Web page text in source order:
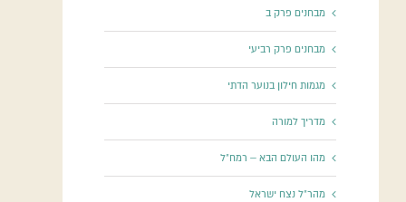
מבחנים פרק ב
מבחנים פרק רביעי
מגמות חילון בנוער הדתי
מדריך למורה
מהו העולם הבא – רמח"ל
מהר"ל נצח ישראל